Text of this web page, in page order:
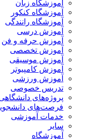
آموزشگاه زبان
آموزشگاه کنکور
آموزشگاه رانندگی
آموزش درسی
آموزش حرفه و فن
آموزش تخصصی
آموزش موسیقی
آموزش کامپیوتر
آموزش ورزشی
تدریس خصوصی
پروژه‌های
فرصت‌های
خدمات آموزشی
سایر
آموزشگاه